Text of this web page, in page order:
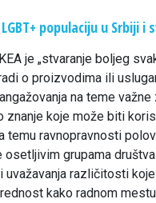
populaciju u Srbiji
je „stvaranje boljeg
o proizvodima ili
na teme
znanje koje može biti
temu ravnopravnosti
grupama
različitosti
kako radnom